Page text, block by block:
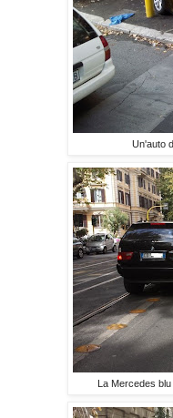
Un'auto
La Mercedes